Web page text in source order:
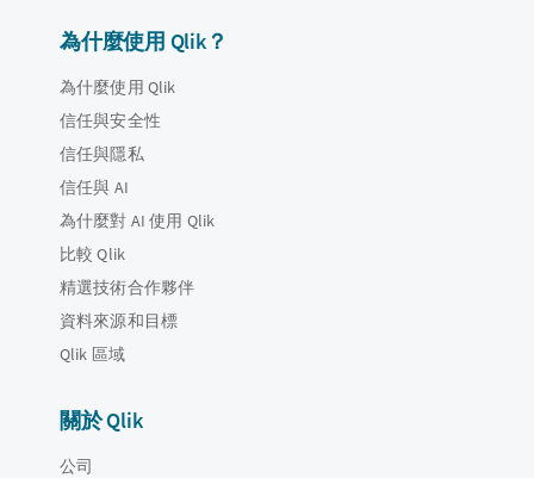
為什麼使用 Qlik？
為什麼使用 Qlik
信任與安全性
信任與隱私
信任與 AI
為什麼對 AI 使用 Qlik
比較 Qlik
精選技術合作夥伴
資料來源和目標
Qlik 區域
關於 Qlik
公司